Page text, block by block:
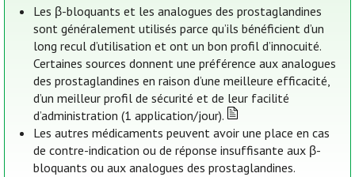
Les β-bloquants et les analogues des prostaglandines
sont généralement utilisés parce qu’ils bénéficient d’un
long recul d’utilisation et ont un bon profil d’innocuité.
Certaines sources donnent une préférence aux analogues
des prostaglandines en raison d’une meilleure efficacité,
d’un meilleur profil de sécurité et de leur facilité
d’administration (1 application/jour).
Les autres médicaments peuvent avoir une place en cas
de contre-indication ou de réponse insuffisante aux β-
bloquants ou aux analogues des prostaglandines.